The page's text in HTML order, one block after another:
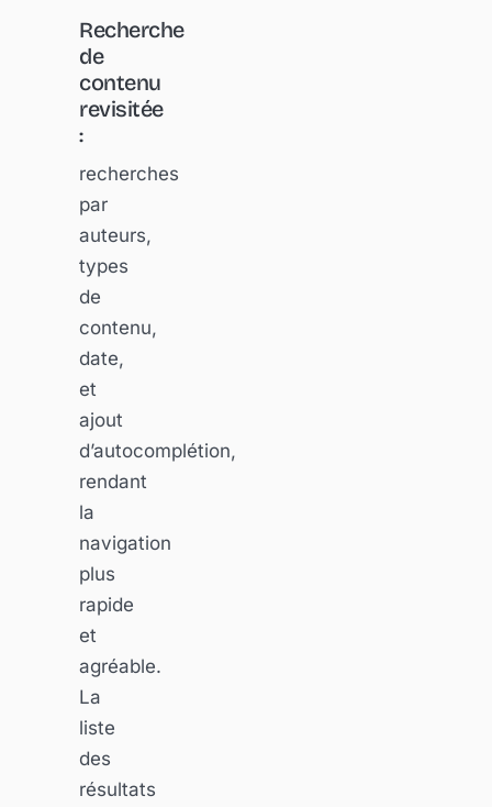
Recherche
de
contenu
revisitée
:
recherches
par
auteurs,
types
de
contenu,
date,
et
ajout
d’autocomplétion,
rendant
la
navigation
plus
rapide
et
agréable.
La
liste
des
résultats